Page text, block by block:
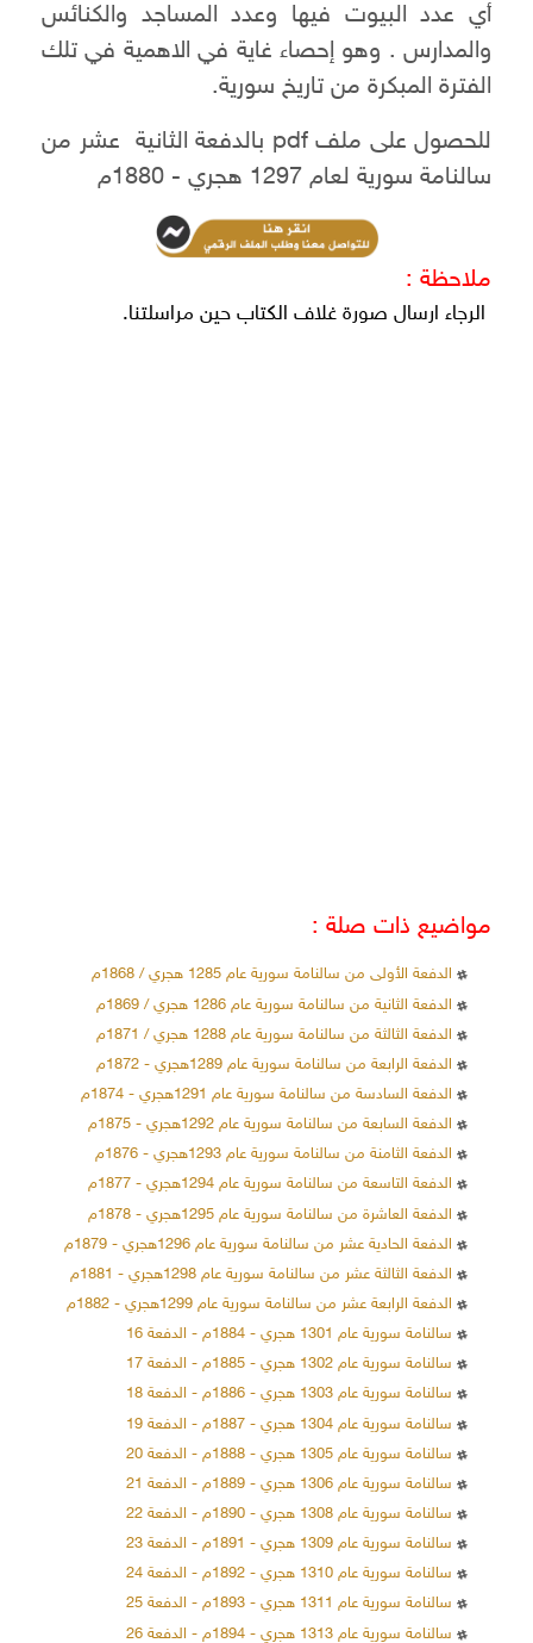
أي عدد البيوت فيها وعدد المساجد والكنائس
والمدارس . وهو إحصاء غاية في الاهمية في تلك
الفترة المبكرة من تاريخ سورية.
للحصول على ملف pdf بالدفعة الثانية عشر من
سالنامة سورية لعام 1297 هجري - 1880م
ملاحظة :
الرجاء ارسال صورة غلاف الكتاب حين مراسلتنا.
مواضيع ذات صلة :
الدفعة الأولى من سالنامة سورية عام 1285 هجري / 1868م
الدفعة الثانية من سالنامة سورية عام 1286 هجري / 1869م
الدفعة الثالثة من سالنامة سورية عام 1288 هجري / 1871م
الدفعة الرابعة من سالنامة سورية عام 1289هجري - 1872م
الدفعة السادسة من سالنامة سورية عام 1291هجري - 1874م
الدفعة السابعة من سالنامة سورية عام 1292هجري - 1875م
الدفعة الثامنة من سالنامة سورية عام 1293هجري - 1876م
الدفعة التاسعة من سالنامة سورية عام 1294هجري - 1877م
الدفعة العاشرة من سالنامة سورية عام 1295هجري - 1878م
الدفعة الحادية عشر من سالنامة سورية عام 1296هجري - 1879م
الدفعة الثالثة عشر من سالنامة سورية عام 1298هجري - 1881م
الدفعة الرابعة عشر من سالنامة سورية عام 1299هجري - 1882م
سالنامة سورية عام 1301 هجري - 1884م - الدفعة 16
سالنامة سورية عام 1302 هجري - 1885م - الدفعة 17
سالنامة سورية عام 1303 هجري - 1886م - الدفعة 18
سالنامة سورية عام 1304 هجري - 1887م - الدفعة 19
سالنامة سورية عام 1305 هجري - 1888م - الدفعة 20
سالنامة سورية عام 1306 هجري - 1889م - الدفعة 21
سالنامة سورية عام 1308 هجري - 1890م - الدفعة 22
سالنامة سورية عام 1309 هجري - 1891م - الدفعة 23
سالنامة سورية عام 1310 هجري - 1892م - الدفعة 24
سالنامة سورية عام 1311 هجري - 1893م - الدفعة 25
سالنامة سورية عام 1313 هجري - 1894م - الدفعة 26